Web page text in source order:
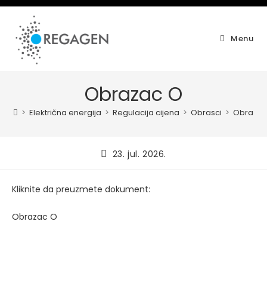
Skip
content
Menu
Obrazac O
> Električna energija > Regulacija cijena > Obrasci >
Post23. jul. 2026.
Kliknite da preuzmete dokument:
Obrazac O